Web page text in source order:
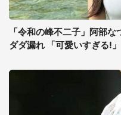
「令和の峰不二子」阿部
ダダ漏れ 「可愛いすぎる!